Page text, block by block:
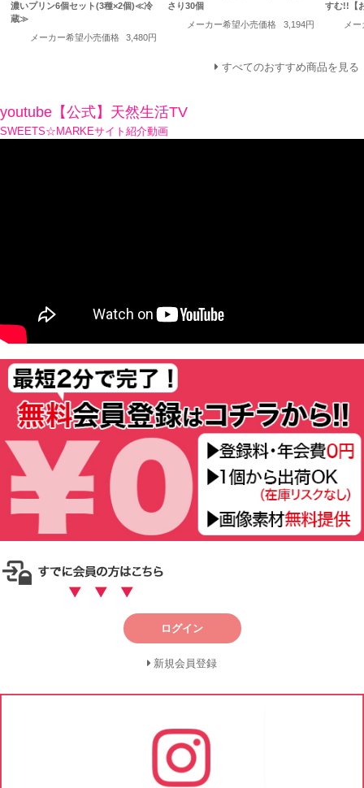
濃いプリン6個セット(3種×2個)≪冷
蔵≫
メーカー希望小売価格
3,480円
さり30個
メーカー希望小売価格
3,194円
すむ!!【
メ
すべてのおすすめ商品を見る
youtube【公式】天然生活TV
SWEETS☆MARKEサイト紹介動画
ログイン
新規会員登録